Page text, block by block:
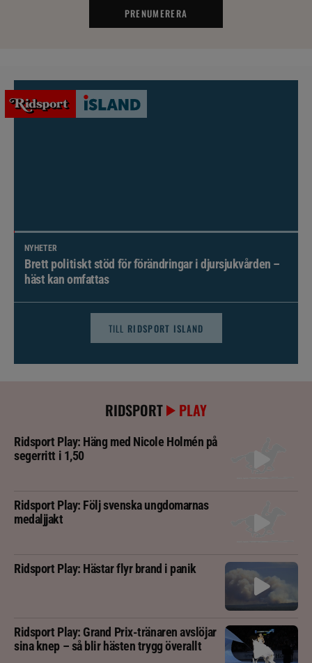
PRENUMERERA
NYHETER
Brett politiskt stöd för förändringar i djursjukvården –
häst kan omfattas
TILL RIDSPORT ISLAND
RIDSPORT PLAY
Ridsport Play: Häng med Nicole Holmén på
segerritt i 1,50
Ridsport Play: Följ svenska ungdomarnas
medaljjakt
Ridsport Play: Hästar flyr brand i panik
Ridsport Play: Grand Prix-tränaren avslöjar
sina knep – så blir hästen trygg överallt